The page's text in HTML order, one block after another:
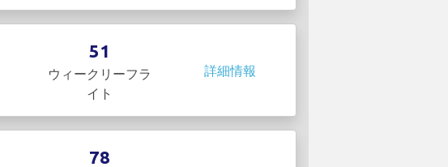
51
ウィークリーフラ
イト
詳細情報
78